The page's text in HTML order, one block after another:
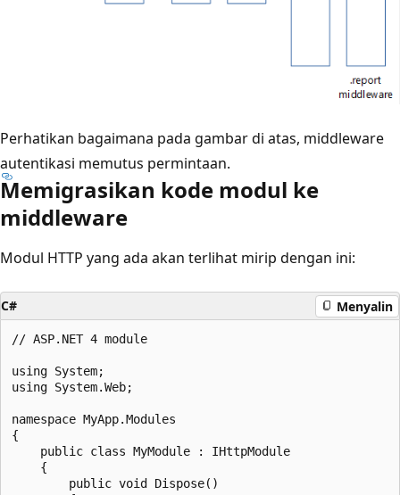
Perhatikan bagaimana pada gambar di atas, middleware
autentikasi memutus permintaan.
Memigrasikan kode modul ke
middleware
Modul HTTP yang ada akan terlihat mirip dengan ini:
C# Menyalin
// ASP.NET 4 module
using System;
using System.Web;
namespace MyApp.Modules
{
    public class MyModule : IHttpModule
    {
        public void Dispose()